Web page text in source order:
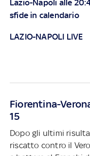
Lazio-Napoli alle
sfide in calendario
LAZIO-NAPOLI LIVE
Fiorentina-
15
Dopo gli ultimi
riscatto contro il